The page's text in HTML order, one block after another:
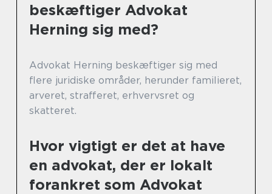
beskæftiger Advokat
Herning sig med?
Advokat Herning beskæftiger sig med
flere juridiske områder, herunder familieret,
arveret, strafferet, erhvervsret og
skatteret.
Hvor vigtigt er det at have
en advokat, der er lokalt
forankret som Advokat